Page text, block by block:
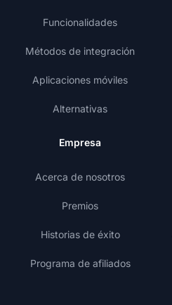
Funcionalidades
Métodos de integración
Aplicaciones móviles
Alternativas
Empresa
Acerca de nosotros
Premios
Historias de éxito
Programa de afiliados